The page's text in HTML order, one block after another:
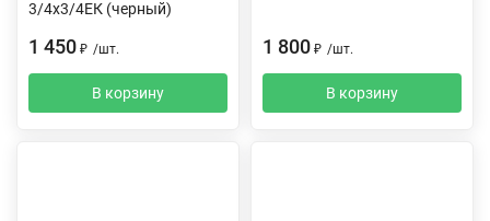
3/4х3/4ЕК (черный)
1 450 ₽ /шт.
В корзину
1 800 ₽ /шт.
В корзину